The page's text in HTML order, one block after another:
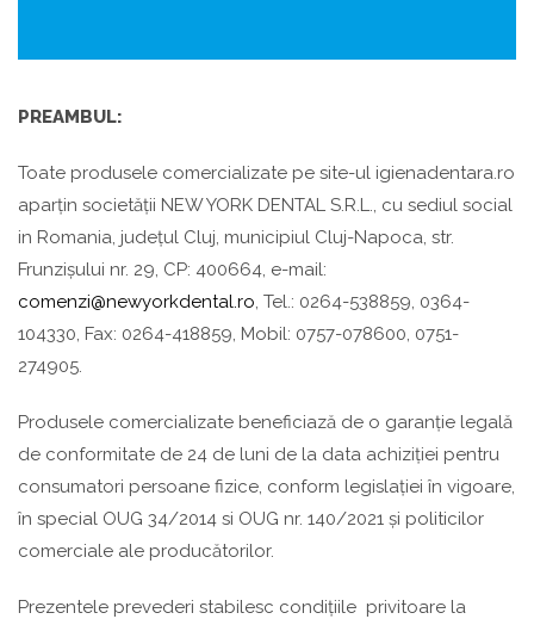
PREAMBUL:
Toate produsele comercializate pe site-ul igienadentara.ro
aparțin societății NEW YORK DENTAL S.R.L., cu sediul social
in Romania, județul Cluj, municipiul Cluj-Napoca, str.
Frunzișului nr. 29, CP: 400664, e-mail:
comenzi@newyorkdental.ro, Tel.: 0264-538859, 0364-
104330, Fax: 0264-418859, Mobil: 0757-078600, 0751-
274905.
Produsele comercializate beneficiază de o garanție legală
de conformitate de 24 de luni de la data achiziției pentru
consumatori persoane fizice, conform legislației în vigoare,
în special OUG 34/2014 si OUG nr. 140/2021 și politicilor
comerciale ale producătorilor.
Prezentele prevederi stabilesc condițiile privitoare la